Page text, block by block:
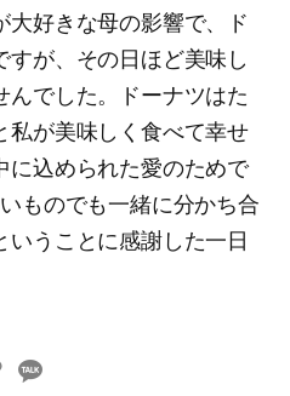
大好きな母の影響で、ド
が、その日ほど美味し
んでした。ドーナツはた
私が美味しく食べて幸せ
に込められた愛のためで
ものでも一緒に分かち合
いうことに感謝した一日
카